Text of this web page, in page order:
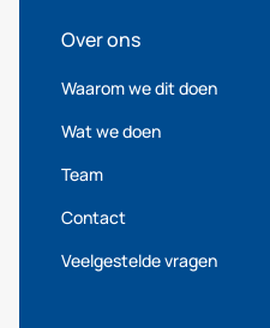
Over ons
Waarom we dit doen
Wat we doen
Team
Contact
Veelgestelde vragen